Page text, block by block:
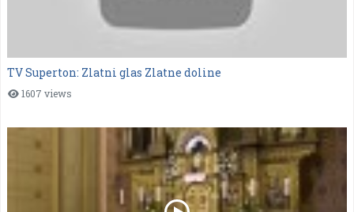
TV Superton: Zlatni glas Zlatne doline
1607 views